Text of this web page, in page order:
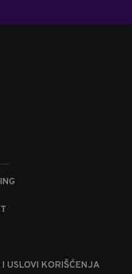
USLOVI KORIŠĆENJA